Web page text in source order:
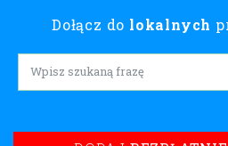
Dołącz do lokalnych
Lorem ipsum